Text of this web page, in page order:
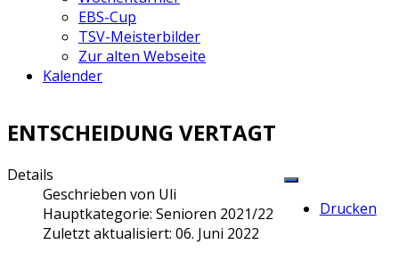
EBS-Cup
TSV-Meisterbilder
Zur alten Webseite
Kalender
ENTSCHEIDUNG VERTAGT
Drucken
Details
Geschrieben von Uli
Hauptkategorie: Senioren 2021/22
Zuletzt aktualisiert: 06. Juni 2022